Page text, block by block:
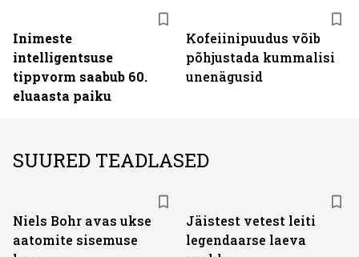
Inimeste
intelligentsuse
tippvorm saabub 60.
eluaasta paiku
Kofeiinipuudus võib
põhjustada kummalisi
unenägusid
SUURED TEADLASED
Niels Bohr avas ukse
aatomite sisemuse
Jäistest vetest leiti
legendaarse laeva